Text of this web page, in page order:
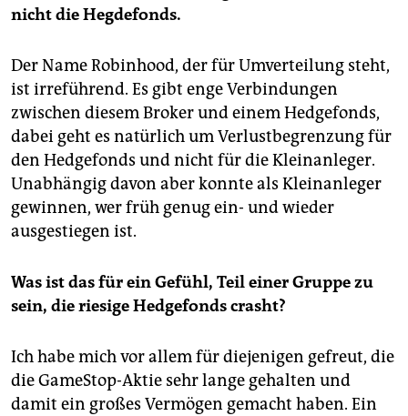
nicht die Hegdefonds.
Der Name Robinhood, der für Umverteilung steht,
ist irreführend. Es gibt enge Verbindungen
zwischen diesem Broker und einem Hedgefonds,
dabei geht es natürlich um Verlustbegrenzung für
den Hedgefonds und nicht für die Kleinanleger.
Unabhängig davon aber konnte als Kleinanleger
gewinnen, wer früh genug ein- und wieder
ausgestiegen ist.
Was ist das für ein Gefühl, Teil einer Gruppe zu
sein, die riesige Hedgefonds crasht?
Ich habe mich vor allem für diejenigen gefreut, die
die GameStop-Aktie sehr lange gehalten und
damit ein großes Vermögen gemacht haben. Ein